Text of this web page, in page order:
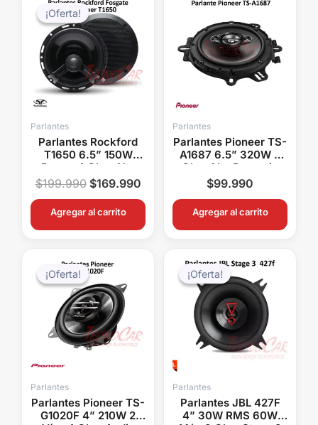
¡Oferta!
¡Oferta!
Parlantes
Parlantes Rockford
T1650 6.5” 150W
Power 4 Ohm Alta
Potencia Audio Auto
Premium
$199.990
precio
original
era:
$199.990.
$169.990
$169.990.
Agregar al carrito
Parlantes
Parlantes Pioneer TS-
A1687 6.5” 320W 4
Ohm Alta Potencia
Audio Auto
$99.990
Agregar al carrito
¡Oferta!
¡Oferta!
Parlantes
Parlantes Pioneer TS-
G1020F 4” 210W 2
precio
original
era:
$44.990.
¡Oferta!
¡Oferta!
Parlantes
Parlantes JBL 427F
4” 30W RMS 60W
precio
original
era:
$59.990.